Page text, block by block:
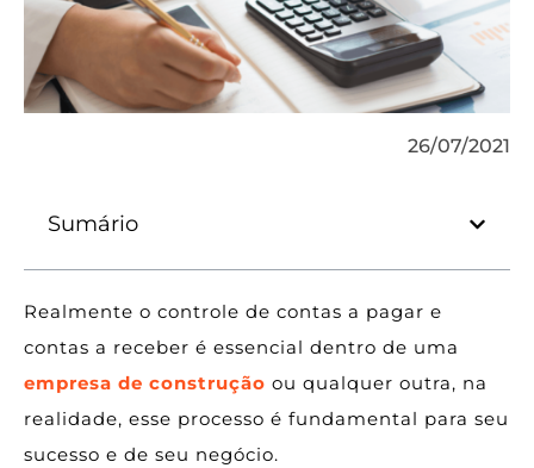
26/07/2021
Sumário
Realmente o controle de contas a pagar e
contas a receber é essencial dentro de uma
empresa de construção ou qualquer outra, na
realidade, esse processo é fundamental para seu
sucesso e de seu negócio.